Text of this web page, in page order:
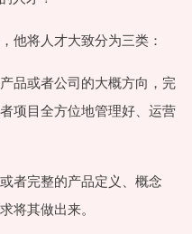
他将人才大致分为三类：
品或者公司的大概方向，完
项目全方位地管理好、运营
者完整的产品定义、概念
将其做出来。